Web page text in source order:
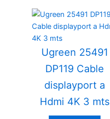
Ugreen 25491
DP119 Cable
displayport a
Hdmi 4K 3 mts